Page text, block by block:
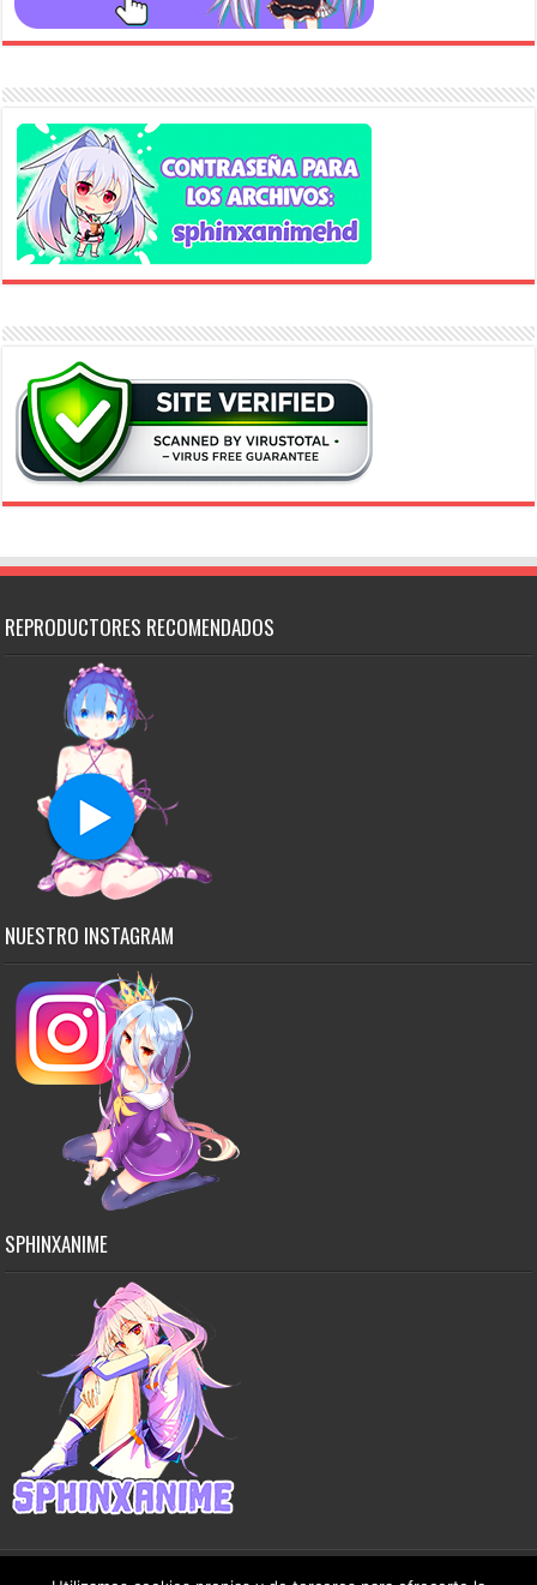
REPRODUCTORES RECOMENDADOS
NUESTRO INSTAGRAM
SPHINXANIME